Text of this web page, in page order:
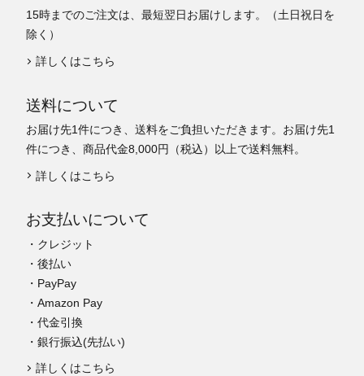
15時までのご注文は、最短翌日お届けします。（土日祝日を
除く）
詳しくはこちら
送料について
お届け先1件につき、送料をご負担いただきます。お届け先1
件につき、商品代金8,000円（税込）以上で送料無料。
詳しくはこちら
お支払いについて
・クレジット
・後払い
・PayPay
・Amazon Pay
・代金引換
・銀行振込(先払い)
詳しくはこちら